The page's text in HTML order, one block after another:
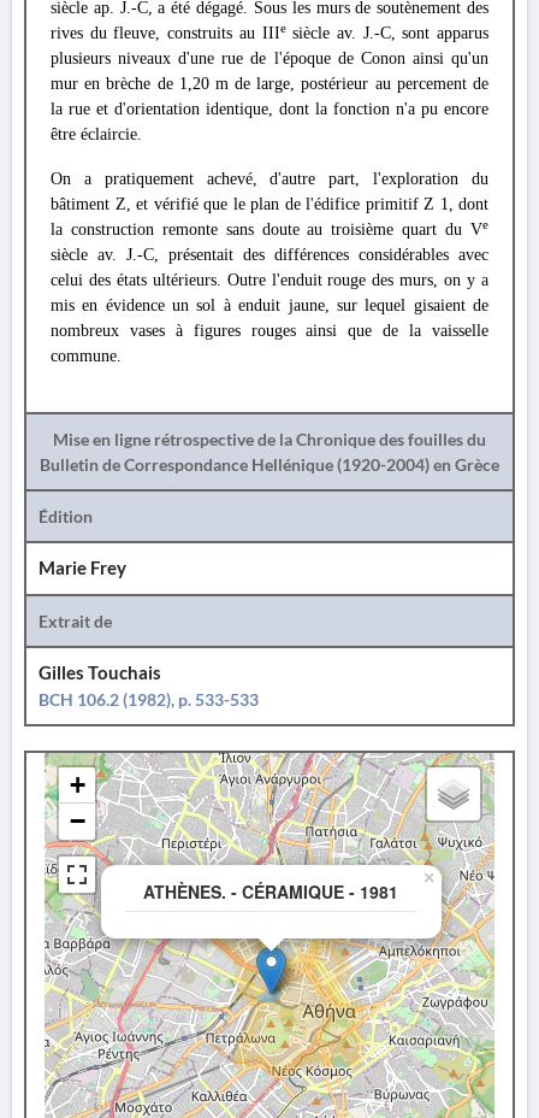
siècle ap. J.-C, a été dégagé. Sous les murs de soutènement des
rives du fleuve, construits au IIIesiècle av. J.-C, sont apparus
plusieurs niveaux d'une rue de l'époque de Conon ainsi qu'un
mur en brèche de 1,20 m de large, postérieur au percement de
la rue et d'orientation identique, dont la fonction n'a pu encore
être éclaircie.
On a pratiquement achevé, d'autre part, l'exploration du
bâtiment Z, et vérifié que le plan de l'édifice primitif Ζ 1, dont
la construction remonte sans doute au troisième quart du Ve
siècle av. J.-C, présentait des différences considérables avec
celui des états ultérieurs. Outre l'enduit rouge des murs, on y a
mis en évidence un sol à enduit jaune, sur lequel gisaient de
nombreux vases à figures rouges ainsi que de la vaisselle
commune.
Mise en ligne rétrospective de la Chronique des fouilles du
Bulletin de Correspondance Hellénique (1920-2004) en Grèce
Édition
Marie Frey
Extrait de
Gilles Touchais
BCH 106.2 (1982), p. 533-533
ATHÈNES. - CÉRAMIQUE - 1981
×
+
−